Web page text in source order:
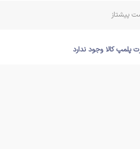
پیشتاز
پلمپ کالا وجود ندارد